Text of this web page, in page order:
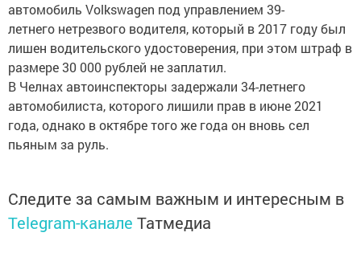
автомобиль Volkswagen под управлением 39-
летнего нетрезвого водителя, который в 2017 году был
лишен водительского удостоверения, при этом штраф в
размере 30 000 рублей не заплатил.
В Челнах автоинспекторы задержали 34-летнего
автомобилиста, которого лишили прав в июне 2021
года, однако в октябре того же года он вновь сел
пьяным за руль.
Следите за самым важным и интересным в
Telegram-канале Татмедиа